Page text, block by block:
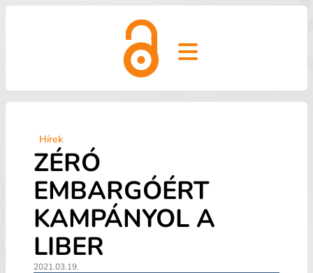
Open main menu
Hírek
ZÉRÓ
EMBARGÓÉRT
KAMPÁNYOL A
LIBER
2021.03.19.